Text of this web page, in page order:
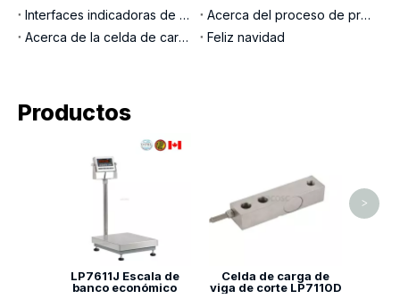
Interfaces indicadoras de pesaje
Acerca del proceso de producción LOCOSC para básculas, células de carga e indicadores
Acerca de la celda de carga del pasador de carga
Feliz navidad
Productos
LP7611J Escala de
banco económico
Celda de carga de
viga de corte LP7110D
>